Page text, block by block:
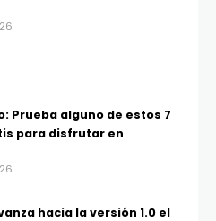
Prueba alguno de estos 7
para disfrutar en
hacia la versión 1.0 el